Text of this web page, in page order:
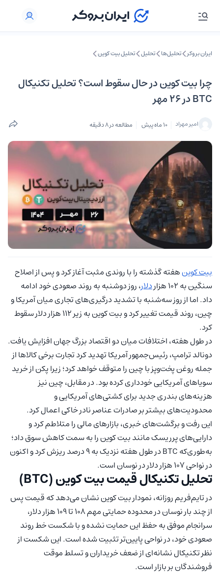
ایران بروکر تحلیل‌ها تحلیل‌ تحلیل بیت کوین
چرا بیت کوین در حال سقوط است؟ تحلیل تکنیکال
BTC در ۲۶ مهر
امیر مهراد 10 ماه پیش مطالعه در 8 دقیقه
بیت کوینهفته گذشته را با روندی مثبت آغاز کرد و پس از اصلاح
سنگین به ۱۰۲ هزار
دلار، روز دوشنبه به روند صعودی خود ادامه
داد. اما از روز سه‌شنبه با تشدید درگیری‌های تجاری میان آمریکا و
چین، روند قیمت تغییر کرد و بیت کوین به زیر ۱۱۲ هزار دلار سقوط
کرد.
در طول هفته، اختلافات میان دو اقتصاد بزرگ جهان افزایش یافت.
دونالد ترامپ، رئیس‌جمهور آمریکا تهدید کرد تجارت برخی کالاها از
جمله روغن پخت‌وپز با چین را متوقف خواهد کرد؛ زیرا پکن از خرید
سویاهای آمریکایی خودداری کرده بود. در مقابل، چین نیز
هزینه‌های بندری جدید برای کشتی‌های آمریکایی و
محدودیت‌های بیشتر بر صادرات عناصر نادر خاکی اعمال کرد.
این رفت و برگشت‌های خبری، بازارهای مالی را متلاطم کرد و
دارایی‌های پرریسک مانند بیت کوین را به سمت کاهش سوق داد؛
به‌طوری‌که BTC در طول هفته نزدیک به ۹ درصد ریزش کرد و اکنون
در نواحی ۱۰۷ هزار دلار در نوسان است.
تحلیل تکنیکال قیمت بیت کوین (BTC)
در تایم‌فریم روزانه، نمودار بیت کوین نشان می‌دهد که قیمت پس
از چند بار نوسان در محدوده‌ حمایتی مهم ۱۰۸ تا ۱۰۹ هزار دلار،
سرانجام موفق به حفظ این حمایت نشده و با شکست خط روند
صعودی خود، در نواحی پایین‌تر تثبیت شده است. این شکست از
نظر تکنیکال نشانه‌ای از ضعف خریداران و تسلط موقت
فروشندگان بر بازار است.